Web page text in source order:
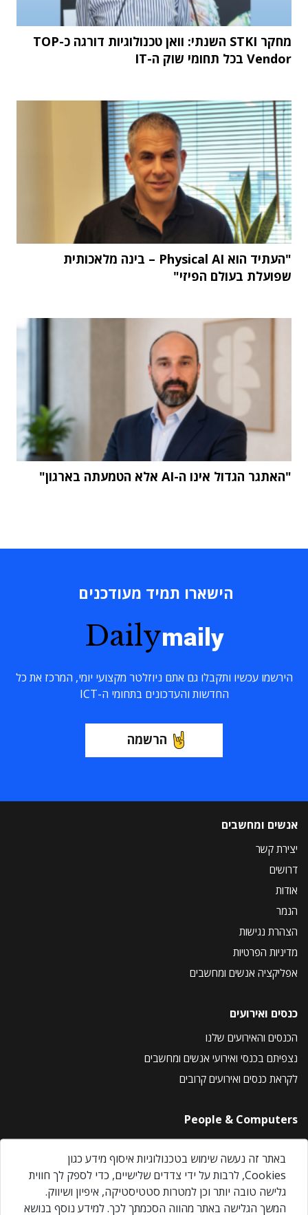
מחקר STKI השנתי: וואן טכנולוגיות דורגה כ-TOP
Vendor בכל תחומי שוק ה-IT
"העתיד הוא Physical AI – בינה מלאכותית
שפועלת בעולם הפיזי"
"האתגר הגדול אינו ה-AI אלא הטמעתה בארגון"
הישארו תמיד מעודכנים
Dailymaily
הירשמו עכשיו ותקבלו גם אתם ניוזלטר מקצועי יומי, המרכז את כל
החדשות והעדכונים בתחומי ה-ICT
הרשמה
אנשים ומחשבים
יצירת קשר
דרושים
אודות
הנמר
הצהרת נגישות
מדיניות הפרטיות
אפליקציה אנשים ומחשבים
כנסים ואירועים
הכנסים והאירועים שלנו
נצפיתם בכנסי ואירועי אנשים ומחשבים
לקראת כנסים ואירועים קרובים
People & Computers
About Us
Privacy Policy
Contact Us
Our Events
באתר זה נעשה שימוש בטכנולוגיות איסוף מידע כגון
Cookies, לרבות על ידי צדדים שלישיים, כדי לספק לך חווית
גלישה טובה יותר וכן למטרות סטטיסטיקה, איפיון ושיווק.
המשך הגלישה באתר מהווה הסכמתך לכך. למידע נוסף בנושא